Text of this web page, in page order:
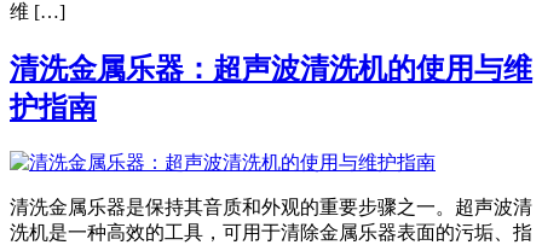
维 […]
清洗金属乐器：超声波清洗机的使用与维
护指南
清洗金属乐器是保持其音质和外观的重要步骤之一。超声波清
洗机是一种高效的工具，可用于清除金属乐器表面的污垢、指